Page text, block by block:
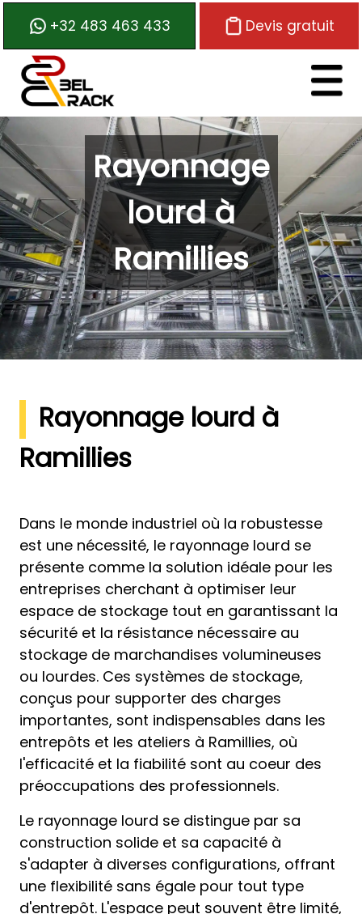
+32 483 463 433 Devis gratuit
Logo de Belrack
Rayonnage
lourd à
Ramillies
Rayonnage lourd à
Ramillies
Dans le monde industriel où la robustesse
est une nécessité, le rayonnage lourd se
présente comme la solution idéale pour les
entreprises cherchant à optimiser leur
espace de stockage tout en garantissant la
sécurité et la résistance nécessaire au
stockage de marchandises volumineuses
ou lourdes. Ces systèmes de stockage,
conçus pour supporter des charges
importantes, sont indispensables dans les
entrepôts et les ateliers à Ramillies, où
l'efficacité et la fiabilité sont au coeur des
préoccupations des professionnels.
Le rayonnage lourd se distingue par sa
construction solide et sa capacité à
s'adapter à diverses configurations, offrant
une flexibilité sans égale pour tout type
d'entrepôt. L'espace peut souvent être limité,